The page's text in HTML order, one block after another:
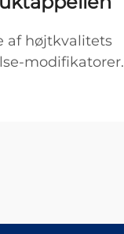
af højtkvalitets
modifikatorer.
høj ende er